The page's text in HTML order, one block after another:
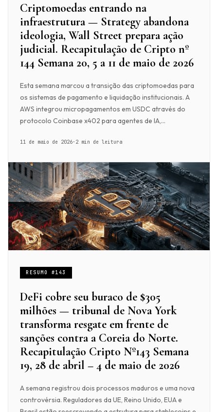
Criptomoedas entrando na
infraestrutura — Strategy abandona
ideologia, Wall Street prepara ação
judicial. Recapitulação de Cripto nº
144 Semana 20, 5 a 11 de maio de 2026
Esta semana marcou a transição das criptomoedas para
os sistemas de pagamento e liquidação institucionais. A
AWS integrou micropagamentos em USDC através do
protocolo Coinbase x402 para agentes de IA,...
11 de maio de 2026· 2 min de leitura
RESUMO #143
DeFi cobre seu buraco de $305
milhões — tribunal de Nova York
transforma resgate em frente de
sanções contra a Coreia do Norte.
Recapitulação Cripto Nº143 Semana
19, 28 de abril – 4 de maio de 2026
A semana registrou dois processos maduros e uma nova
controvérsia. Reguladores da UE, Reino Unido, EUA e